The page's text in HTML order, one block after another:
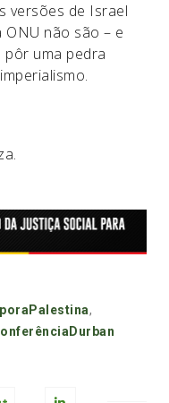
versões de Israel
não são – e
pôr uma pedra
,